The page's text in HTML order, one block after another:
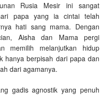
Rusia Mesir ini sangat
papa yang ia cintai telah
hati sang mama. Dengan
Aisha dan Mama pergi
memilih melanjutkan hidup
hanya berpisah dari papa dan
dari agamanya.
gadis agnostik yang penuh